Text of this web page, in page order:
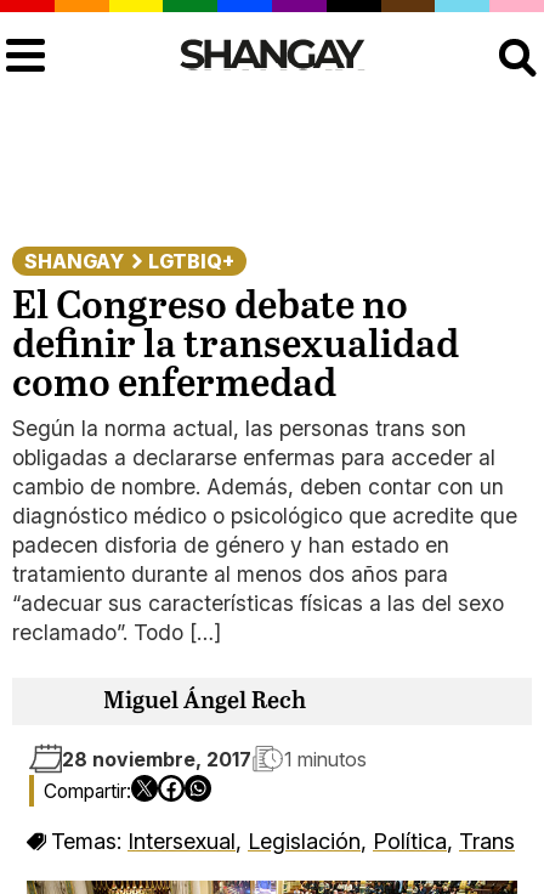
SHANGAY LGTBIQ+
El Congreso debate no
definir la transexualidad
como enfermedad
Según la norma actual, las personas trans son
obligadas a declararse enfermas para acceder al
cambio de nombre. Además, deben contar con un
diagnóstico médico o psicológico que acredite que
padecen disforia de género y han estado en
tratamiento durante al menos dos años para
“adecuar sus características físicas a las del sexo
reclamado”. Todo […]
Miguel Ángel Rech
28 noviembre, 2017 1 minutos
Temas: Intersexual, Legislación, Política, Trans